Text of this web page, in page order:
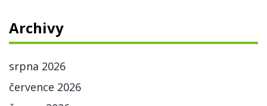
Archivy
srpna 2026
července 2026